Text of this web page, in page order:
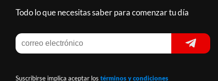
Todo lo que necesitas saber para comenzar tu día
Suscribirse implica aceptar los términos y condiciones